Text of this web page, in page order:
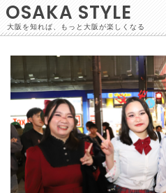
OSAKA STYLE
大阪を知れば、もっと大阪が楽しくなる